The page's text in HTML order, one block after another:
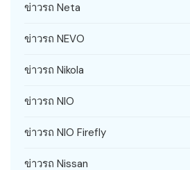
ข่าวรถ Neta
ข่าวรถ NEVO
ข่าวรถ Nikola
ข่าวรถ NIO
ข่าวรถ NIO Firefly
ข่าวรถ Nissan